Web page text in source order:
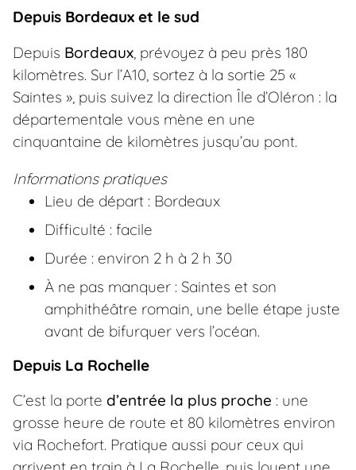
Depuis Bordeaux et le sud
Depuis Bordeaux , prévoyez à peu près 180
kilomètres. Sur l’A10, sortez à la sortie 25 «
Saintes », puis suivez la direction Île d’Oléron : la
départementale vous mène en une
cinquantaine de kilomètres jusqu’au pont.
Informations pratiques
Lieu de départ : Bordeaux
Difficulté : facile
Durée : environ 2 h à 2 h 30
À ne pas manquer : Saintes et son
amphithéâtre romain, une belle étape juste
avant de bifurquer vers l’océan.
Depuis La Rochelle
C’est la porte d’entrée la plus proche : une
grosse heure de route et 80 kilomètres environ
via Rochefort. Pratique aussi pour ceux qui